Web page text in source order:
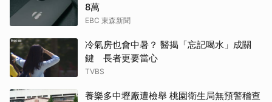
8萬
EBC 東森新聞
冷氣房也會中暑？ 醫揭「忘記喝水」成關
鍵 長者更要當心
TVBS
養樂多中壢廠遭檢舉 桃園衛生局無預警稽查